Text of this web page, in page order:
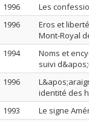
1996
Les
1996
Eros et
Mont-Royal
1994
Noms et
suivi
1996
identité des
1993
Le signe